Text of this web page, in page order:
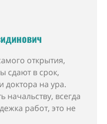
открытия,
сдают в срок,
доктора на ура.
начальству, всегда
работ, это не